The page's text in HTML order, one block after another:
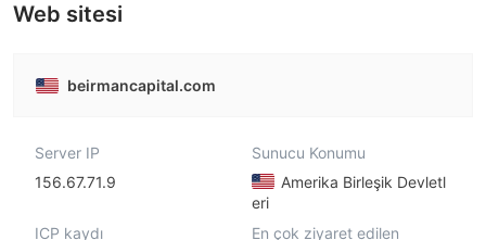
Web sitesi
beirmancapital.com
Server IP
156.67.71.9
Sunucu Konumu
Amerika Birleşik Devletl
eri
ICP kaydı
En çok ziyaret edilen